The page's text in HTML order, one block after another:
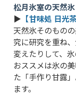
松月氷室の天然氷
▶ 【甘味処 日光
天然氷そのもの
究に研究を重ね
変えたりして、
おススメは氷の
た「手作り甘露
ます。